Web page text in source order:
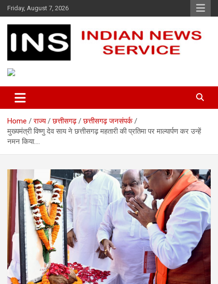
Skip
to
content
Friday, August 7, 2026
Indian News Service
Home राज्य छत्तीसगढ़
छत्तीसगढ़ जनसंपर्क
मुख्यमंत्री विष्णु देव साय ने छत्तीसगढ़ महतारी की प्रतिमा पर माल्यार्पण कर उन्हें
नमन किया….